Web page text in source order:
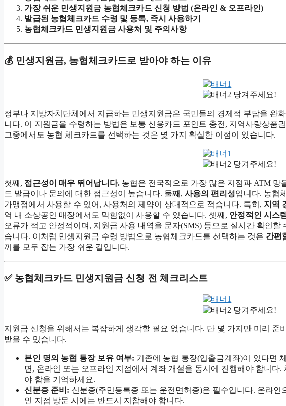
가장 쉬운 민생지원금 농협체크카드 신청 방법 (온라인 & 오프라인)
발급된 농협체크카드 수령 및 등록, 즉시 사용하기
농협체크카드 민생지원금 사용처 및 주의사항
💰 민생지원금, 농협체크카드로 받아야 하는 이유
당겨주세요!
정부나 지방자치단체에서 지급하는 민생지원금은 국민들의 경제적 부담을 완
니다. 이 지원금을 수령하는 방법은 보통 신용카드 포인트 충전, 지역사랑상품
그중에서도 농협 체크카드를 선택하는 것은 몇 가지 확실한 이점이 있습니다.
당겨주세요!
첫째, 접근성이 매우 뛰어납니다. 농협은 전국적으로 가장 많은 지점과 ATM
드 발급이나 문의에 대한 접근성이 높습니다. 둘째, 사용의 편리성입니다. 농협
가맹점에서 사용할 수 있어, 사용처의 제약이 상대적으로 적습니다. 특히, 지역
역 내 소상공인 매장에서도 막힘없이 사용할 수 있습니다. 셋째, 안정적인 시스템
오류가 적고 안정적이며, 지원금 사용 내역을 문자(SMS) 등으로 실시간 확인
습니다. 이처럼 민생지원금 수령 방법으로 농협체크카드를 선택하는 것은 간편
끼를 모두 잡는 가장 쉬운 길입니다.
✅ 농협체크카드 민생지원금 신청 전 체크리스트
당겨주세요!
지원금 신청을 위해서는 복잡하게 생각할 필요 없습니다. 단 몇 가지만 미리 준
받을 수 있습니다.
본인 명의 농협 통장 보유 여부: 기존에 농협 통장(입출금계좌)이 있다면
면, 온라인 또는 오프라인 지점에서 계좌 개설을 동시에 진행해야 합니다.
야 함을 기억하세요.
신분증 준비: 신분증(주민등록증 또는 운전면허증)은 필수입니다. 온라
인 지점 방문 시에는 반드시 지참해야 합니다.